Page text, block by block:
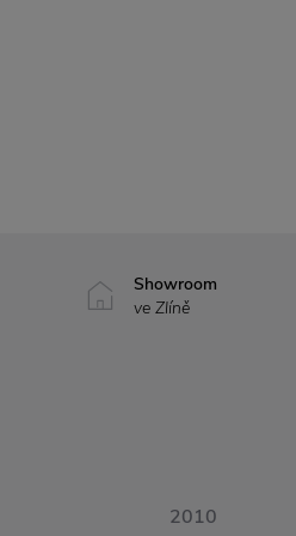
Showroom
ve Zlíně
2010